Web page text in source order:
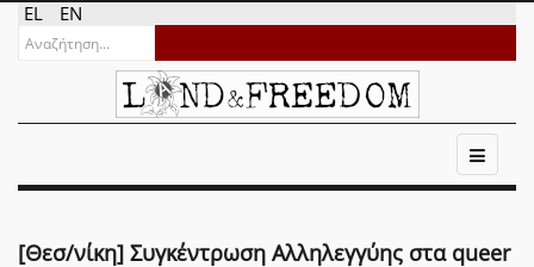
EL EN
[Θεσ/νίκη] Συγκέντρωση Αλληλεγγύης στα queer